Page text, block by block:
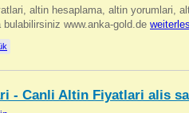
altin hesaplama, altin yorumlari,
www.anka-gold.de
- Canli Altin Fiyatlari alis